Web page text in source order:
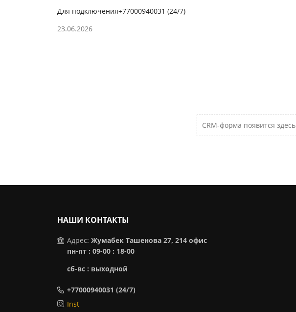
Для подключения+77000940031 (24/7)
23.06.2026
CRM-форма появится здесь
НАШИ КОНТАКТЫ
Адрес: Жумабек Ташенова 27, 214 офис
пн-пт : 09-00 : 18-00
сб-вс : выходной
+77000940031 (24/7)
Inst